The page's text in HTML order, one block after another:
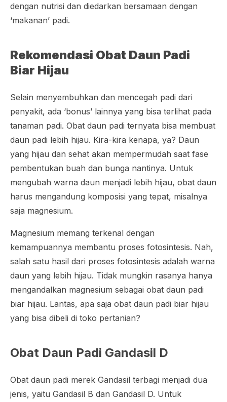
dengan nutrisi dan diedarkan bersamaan dengan
‘makanan’ padi.
Rekomendasi Obat Daun Padi
Biar Hijau
Selain menyembuhkan dan mencegah padi dari
penyakit, ada ‘bonus’ lainnya yang bisa terlihat pada
tanaman padi. Obat daun padi ternyata bisa membuat
daun padi lebih hijau. Kira-kira kenapa, ya? Daun
yang hijau dan sehat akan mempermudah saat fase
pembentukan buah dan bunga nantinya. Untuk
mengubah warna daun menjadi lebih hijau, obat daun
harus mengandung komposisi yang tepat, misalnya
saja magnesium.
Magnesium memang terkenal dengan
kemampuannya membantu proses fotosintesis. Nah,
salah satu hasil dari proses fotosintesis adalah warna
daun yang lebih hijau. Tidak mungkin rasanya hanya
mengandalkan magnesium sebagai obat daun padi
biar hijau. Lantas, apa saja obat daun padi biar hijau
yang bisa dibeli di toko pertanian?
Obat Daun Padi Gandasil D
Obat daun padi merek Gandasil terbagi menjadi dua
jenis, yaitu Gandasil B dan Gandasil D. Untuk